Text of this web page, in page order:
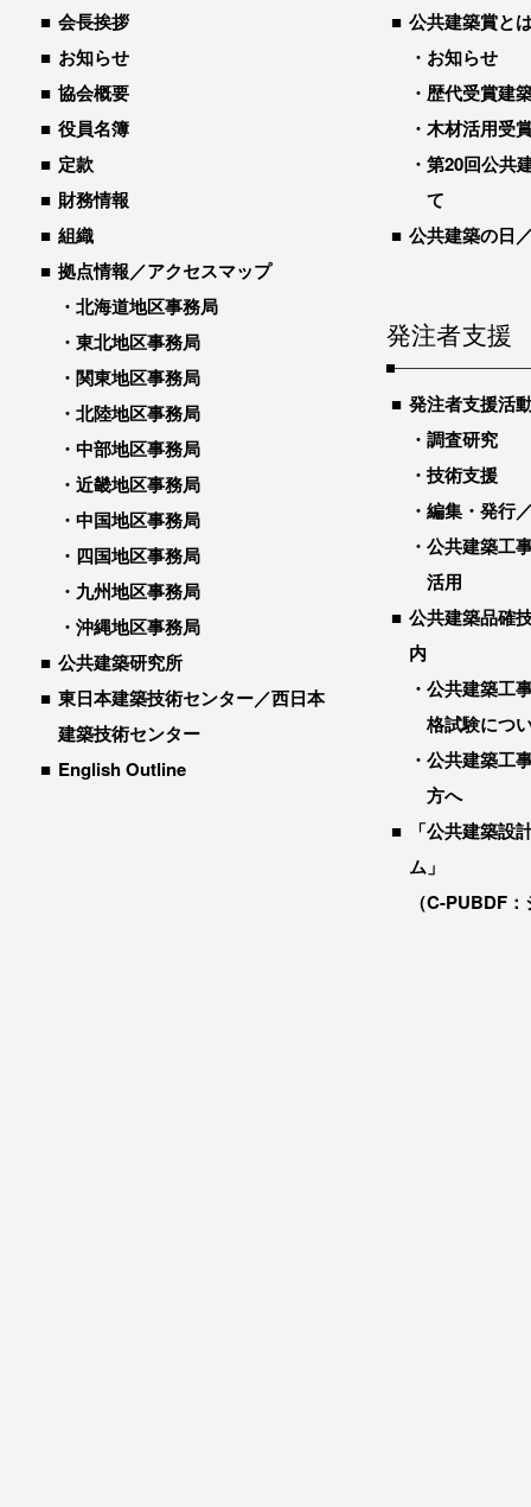
会長挨拶
お知らせ
協会概要
役員名簿
定款
財務情報
組織
拠点情報／アクセスマップ
北海道地区事務局
東北地区事務局
関東地区事務局
北陸地区事務局
中部地区事務局
近畿地区事務局
中国地区事務局
四国地区事務局
九州地区事務局
沖縄地区事務局
公共建築研究所
東日本建築技術センター／西日本
建築技術センター
English Outline
公共建築賞と
お知らせ
歴代受賞建
木材活用受
第20回公共
て
公共建築の日
発注者支援
発注者支援活
調査研究
技術支援
編集・発行
公共建築工
活用
公共建築品確
内
公共建築工
格試験につ
公共建築工
方へ
「公共建築設
ム」
（C-PUBDF